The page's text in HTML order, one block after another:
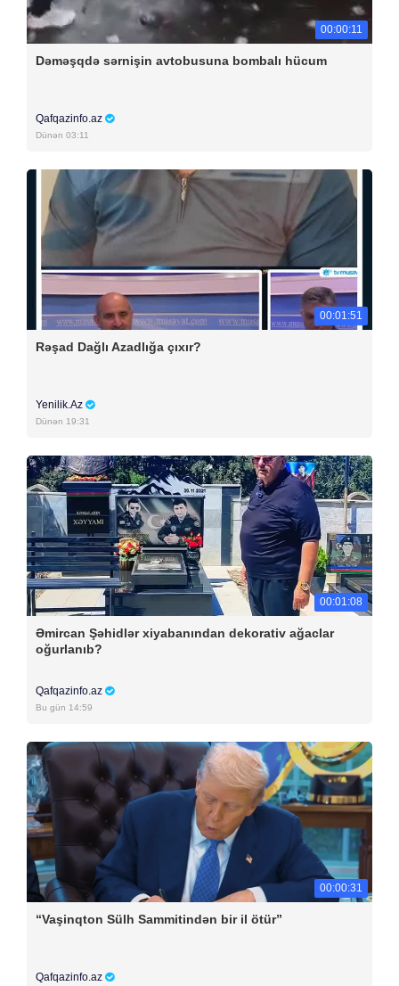
00:00:11
Dəməşqdə sərnişin avtobusuna bombalı hücum
Qafqazinfo.az
Dünən 03:11
00:01:51
Rəşad Dağlı Azadlığa çıxır?
Yenilik.Az
Dünən 19:31
00:01:08
Əmircan Şəhidlər xiyabanından dekorativ ağaclar
oğurlanıb?
Qafqazinfo.az
Bu gün 14:59
00:00:31
“Vaşinqton Sülh Sammitindən bir il ötür”
Qafqazinfo.az